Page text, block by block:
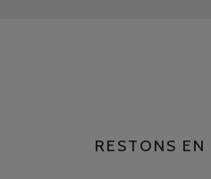
RESTONS